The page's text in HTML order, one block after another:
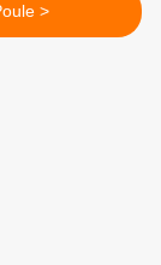
Poule >